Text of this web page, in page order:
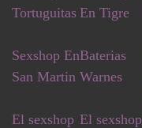
Tortuguitas En Tigre
Sexshop En
San Martin
Baterias
Warnes
El sexshop El sexshop